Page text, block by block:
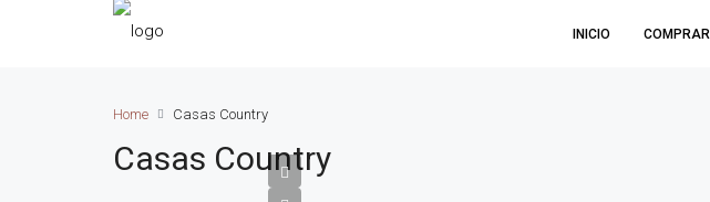
INICIO COMPRAR
Home Casas Country
Casas Country